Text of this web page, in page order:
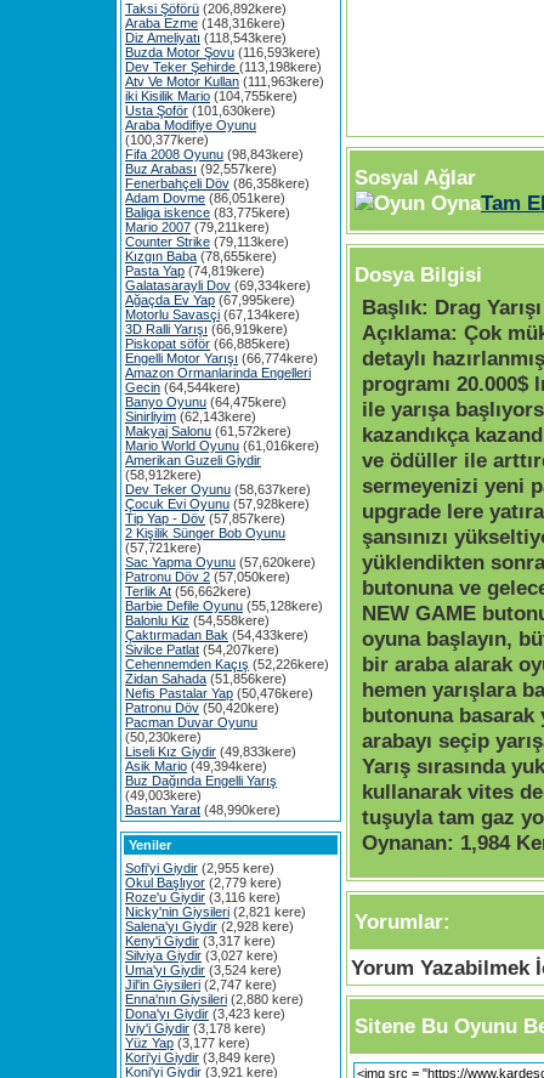
Taksi Şöförü (206,892kere)
Araba Ezme (148,316kere)
Diz Ameliyatı (118,543kere)
Buzda Motor Şovu (116,593kere)
Dev Teker Şehirde (113,198kere)
Atv Ve Motor Kullan (111,963kere)
iki Kisilik Mario (104,755kere)
Usta Şoför (101,630kere)
Araba Modifiye Oyunu
(100,377kere)
Fifa 2008 Oyunu (98,843kere)
Buz Arabası (92,557kere)
Fenerbahçeli Döv (86,358kere)
Adam Dovme (86,051kere)
Baliga iskence (83,775kere)
Mario 2007 (79,211kere)
Counter Strike (79,113kere)
Kızgın Baba (78,655kere)
Pasta Yap (74,819kere)
Galatasarayli Dov (69,334kere)
Ağaçda Ev Yap (67,995kere)
Motorlu Savasçi (67,134kere)
3D Ralli Yarışı (66,919kere)
Piskopat söför (66,885kere)
Engelli Motor Yarışı (66,774kere)
Amazon Ormanlarinda Engelleri
Gecin (64,544kere)
Banyo Oyunu (64,475kere)
Sinirliyim (62,143kere)
Makyaj Salonu (61,572kere)
Mario World Oyunu (61,016kere)
Amerikan Guzeli Giydir
(58,912kere)
Dev Teker Oyunu (58,637kere)
Çocuk Evi Oyunu (57,928kere)
Tip Yap - Döv (57,857kere)
2 Kişilik Sünger Bob Oyunu
(57,721kere)
Sac Yapma Oyunu (57,620kere)
Patronu Döv 2 (57,050kere)
Terlik At (56,662kere)
Barbie Defile Oyunu (55,128kere)
Balonlu Kiz (54,558kere)
Çaktırmadan Bak (54,433kere)
Sivilce Patlat (54,207kere)
Cehennemden Kaçış (52,226kere)
Zidan Sahada (51,856kere)
Nefis Pastalar Yap (50,476kere)
Patronu Döv (50,420kere)
Pacman Duvar Oyunu
(50,230kere)
Liseli Kız Giydir (49,833kere)
Asik Mario (49,394kere)
Buz Dağında Engelli Yarış
(49,003kere)
Bastan Yarat (48,990kere)
Yeniler
Sofi'yi Giydir (2,955 kere)
Okul Başlıyor (2,779 kere)
Roze'u Giydir (3,116 kere)
Nicky'nin Giysileri (2,821 kere)
Salena'yı Giydir (2,928 kere)
Keny'i Giydir (3,317 kere)
Silviya Giydir (3,027 kere)
Uma'yı Giydir (3,524 kere)
Jil'in Giysileri (2,747 kere)
Enna'nın Giysileri (2,880 kere)
Dona'yı Giydir (3,423 kere)
Iviy'i Giydir (3,178 kere)
Yüz Yap (3,177 kere)
Kori'yi Giydir (3,849 kere)
Koni'yi Giydir (3,921 kere)
Sosyal Ağlar
Tam
Dosya Bilgisi
Başlık: Drag
Açıklama: Çok
detaylı
programı 20.000$
ile yarışa
kazandıkça
ve ödüller ile
sermeyenizi yeni
upgrade lere
şansınızı
yüklendikten
butonuna ve
NEW GAME
oyuna başlayın,
bir araba alarak
hemen yarışlara
butonuna basarak
arabayı seçip
Yarış sırasında
kullanarak vites
tuşuyla tam gaz
Oynanan: 1,984
Yorumlar:
Yorum Yazabilmek
Sitene Bu Oyunu